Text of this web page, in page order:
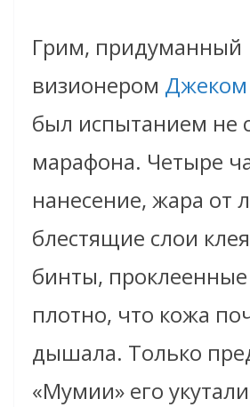
Грим, придуманный
визионером
был испытанием не
марафона. Четыре
нанесение, жара от
блестящие слои
бинты, проклеенные
плотно, что кожа
дышала. Только
«Мумии» его